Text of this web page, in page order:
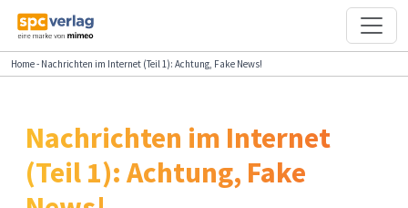
Home- Nachrichten im Internet (Teil 1): Achtung, Fake News!
Nachrichten im Internet
(Teil 1): Achtung, Fake